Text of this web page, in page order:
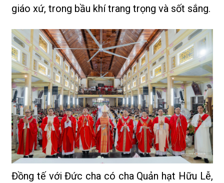
giáo xứ, trong bầu khí trang trọng và sốt sắng.
Đồng tế với Đức cha có cha Quản hạt Hữu Lễ,